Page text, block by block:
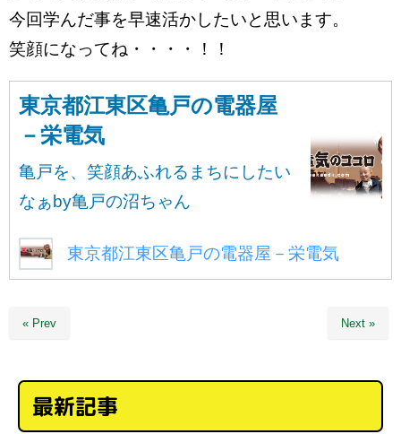
今回学んだ事を早速活かしたいと思います。
笑顔になってね・・・・！！
東京都江東区亀戸の電器屋
－栄電気
亀戸を、笑顔あふれるまちにしたい
なぁby亀戸の沼ちゃん
東京都江東区亀戸の電器屋－栄電気
« Prev Next »
最新記事